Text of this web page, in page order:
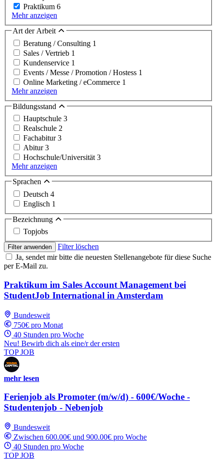
Praktikum 6
Mehr anzeigen
Art der Arbeit
Beratung / Consulting 1
Sales / Vertrieb 1
Kundenservice 1
Events / Messe / Promotion / Hostess 1
Online Marketing / eCommerce 1
Mehr anzeigen
Bildungsstand
Hauptschule 3
Realschule 2
Fachabitur3
Abitur3
Hochschule/Universität 3
Mehr anzeigen
Sprachen
Deutsch 4
Englisch 1
Bezeichnung
Topjobs
Filter anwenden
Filter löschen
Ja, sendet mir bitte die neuesten Stellenangebote für diese Suche
per E-Mail zu.
Praktikum im Sales Account Management bei
StudentJob International in Amsterdam
Bundesweit
750€ pro Monat
40 Stunden pro Woche
Neu! Bewirb dich als eine/r der ersten
TOP JOB
mehr lesen
Ferienjob als Promoter (m/w/d) - 600€/Woche -
Studentenjob - Nebenjob
Bundesweit
Zwischen 600.00€ und 900.00€ pro Woche
40 Stunden pro Woche
TOP JOB